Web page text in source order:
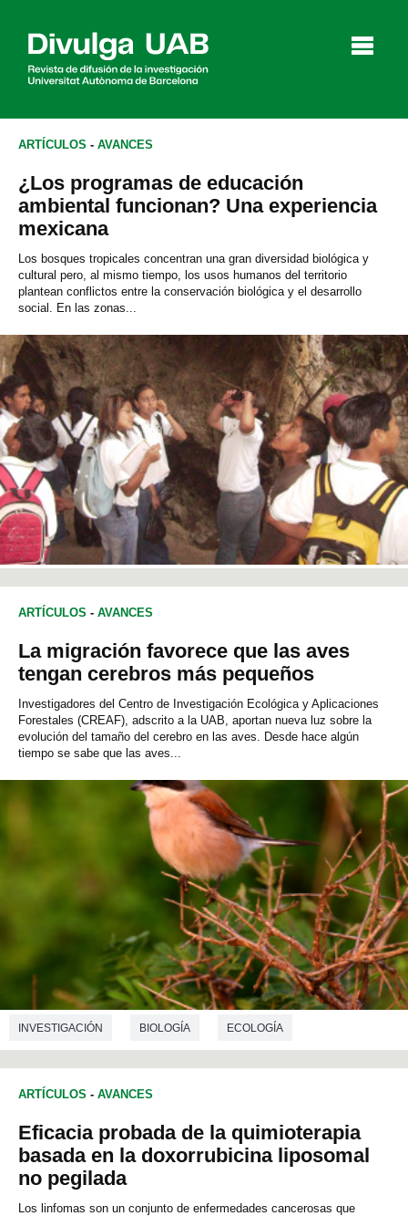
Artículos
Agenda
English
BUSCAR
ARTÍCULOS - AVANCES
¿Los programas de educación
ambiental funcionan? Una experiencia
mexicana
Los bosques tropicales concentran una gran diversidad biológica y
cultural pero, al mismo tiempo, los usos humanos del territorio
plantean conflictos entre la conservación biológica y el desarrollo
social. En las zonas...
ARTÍCULOS - AVANCES
La migración favorece que las aves
tengan cerebros más pequeños
Investigadores del Centro de Investigación Ecológica y Aplicaciones
Forestales (CREAF), adscrito a la UAB, aportan nueva luz sobre la
evolución del tamaño del cerebro en las aves. Desde hace algún
tiempo se sabe que las aves...
INVESTIGACIÓN BIOLOGÍA ECOLOGÍA
ARTÍCULOS - AVANCES
Eficacia probada de la quimioterapia
basada en la doxorrubicina liposomal
no pegilada
Los linfomas son un conjunto de enfermedades cancerosas que